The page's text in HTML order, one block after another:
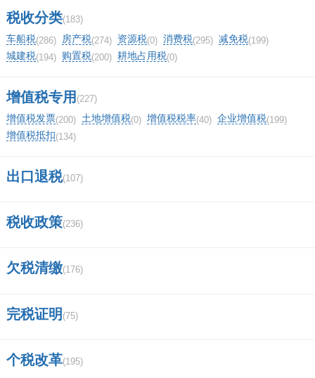
介绍一下？
etevnidad是什么商标？
(0) 0%
我要评论
税收分类(183)
车船税(286) 房产税(274) 资源税(0) 消费税(295) 减免税(199)
城建税(194) 购置税(200) 耕地占用税(0)
增值税专用 (227)
增值税发票(200) 土地增值税(0) 增值税税率(40) 企业增值税(199)
增值税抵扣(134)
出口退税(107)
税收政策(236)
欠税清缴(176)
完税证明 (75)
个税改革(195)